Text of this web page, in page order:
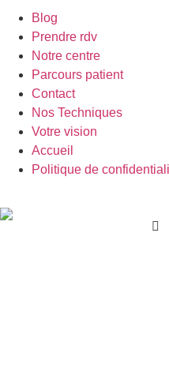
Blog
Prendre rdv
Notre centre
Parcours patient
Contact
Nos Techniques
Votre vision
Accueil
Politique de